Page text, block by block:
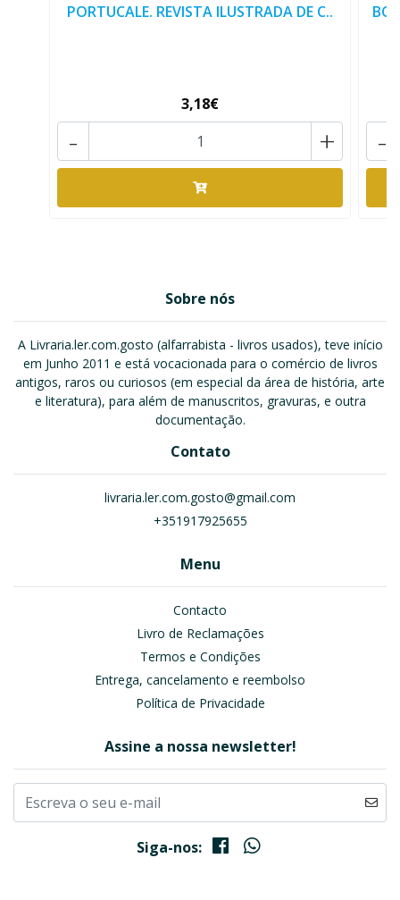
PORTUCALE. REVISTA ILUSTRADA DE C..
3,18€
+
- -
Sobre nós
A Livraria.ler.com.gosto (alfarrabista - livros usados), teve início
em Junho 2011 e está vocacionada para o comércio de livros
antigos, raros ou curiosos (em especial da área de história, arte
e literatura), para além de manuscritos, gravuras, e outra
documentação.
Contato
livraria.ler.com.gosto@gmail.com
+351917925655
Menu
Contacto
Livro de Reclamações
Termos e Condições
Entrega, cancelamento e reembolso
Política de Privacidade
Assine a nossa newsletter!
Siga-nos: